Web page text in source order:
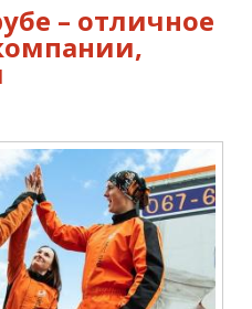
– отличное